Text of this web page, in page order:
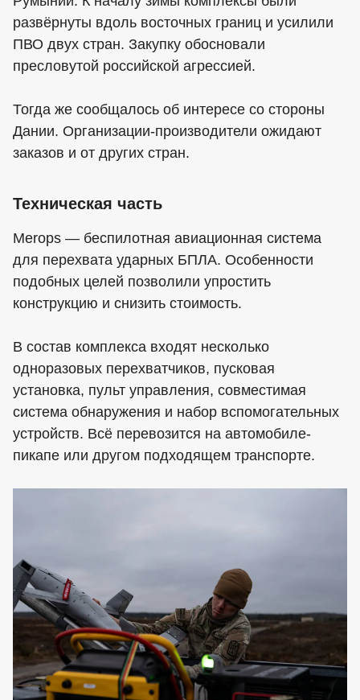
развёрнуты вдоль восточных границ и усилили
ПВО двух стран. Закупку обосновали
пресловутой российской агрессией.
Тогда же сообщалось об интересе со стороны
Дании. Организации-производители ожидают
заказов и от других стран.
Техническая часть
Merops — беспилотная авиационная система
для перехвата ударных БПЛА. Особенности
подобных целей позволили упростить
конструкцию и снизить стоимость.
В состав комплекса входят несколько
одноразовых перехватчиков, пусковая
установка, пульт управления, совместимая
система обнаружения и набор вспомогательных
устройств. Всё перевозится на автомобиле-
пикапе или другом подходящем транспорте.